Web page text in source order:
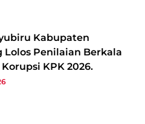
Kabupaten
Lolos Penilaian Berkala
KPK 2026.